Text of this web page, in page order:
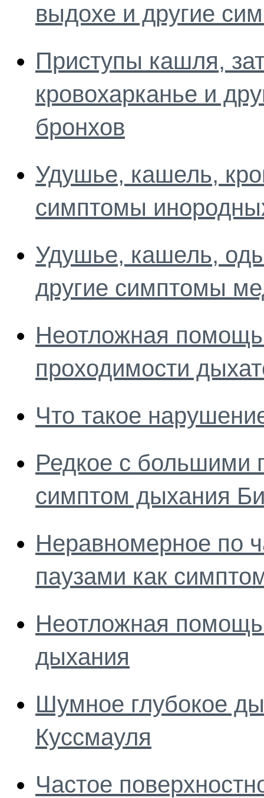
выдохе и другие
Приступы кашля,
кровохарканье и
бронхов
Удушье, кашель,
симптомы
Удушье, кашель,
другие симптомы
Неотложная
проходимости
Что такое
Редкое с большими
симптом дыхания
Неравномерное по
паузами как
Неотложная
дыхания
Шумное глубокое
Куссмауля
Частое